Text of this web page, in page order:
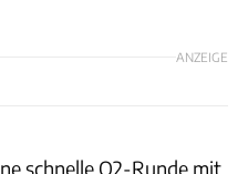
ANZEIGE
schnelle Q2-Runde mit